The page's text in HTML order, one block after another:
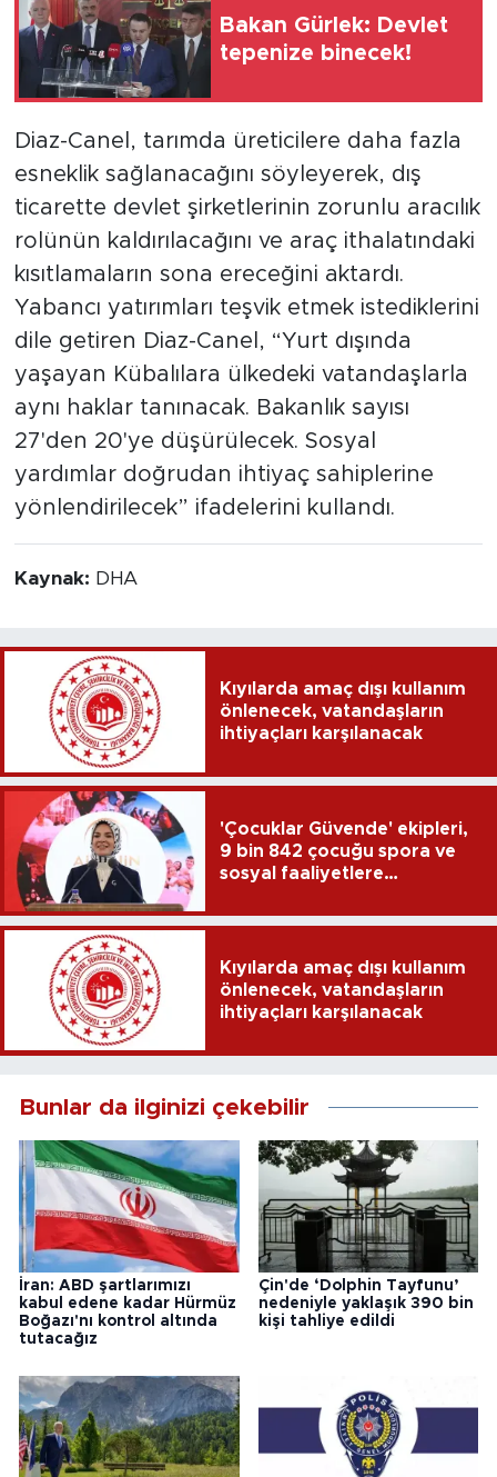
Bakan Gürlek: Devlet
tepenize binecek!
Diaz-Canel, tarımda üreticilere daha fazla
esneklik sağlanacağını söyleyerek, dış
ticarette devlet şirketlerinin zorunlu aracılık
rolünün kaldırılacağını ve araç ithalatındaki
kısıtlamaların sona ereceğini aktardı.
Yabancı yatırımları teşvik etmek istediklerini
dile getiren Diaz-Canel, “Yurt dışında
yaşayan Kübalılara ülkedeki vatandaşlarla
aynı haklar tanınacak. Bakanlık sayısı
27'den 20'ye düşürülecek. Sosyal
yardımlar doğrudan ihtiyaç sahiplerine
yönlendirilecek” ifadelerini kullandı.
Kaynak: DHA
Kıyılarda amaç dışı kullanım
önlenecek, vatandaşların
ihtiyaçları karşılanacak
'Çocuklar Güvende' ekipleri,
9 bin 842 çocuğu spora ve
sosyal faaliyetlere
Kıyılarda amaç dışı kullanım
önlenecek, vatandaşların
ihtiyaçları karşılanacak
Bunlar da ilginizi çekebilir
İran: ABD şartlarımızı
kabul edene kadar Hürmüz
Boğazı'nı kontrol altında
tutacağız
Çin'de ‘Dolphin Tayfunu’
nedeniyle yaklaşık 390 bin
kişi tahliye edildi